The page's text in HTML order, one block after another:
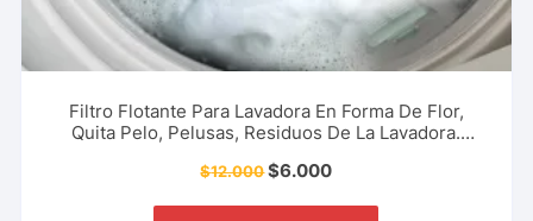
Filtro Flotante Para Lavadora En Forma De Flor,
Quita Pelo, Pelusas, Residuos De La Lavadora.
$12.000$6.000